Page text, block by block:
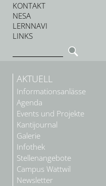
KONTAKT
NESA
LERNNAVI
LINKS
AKTUELL
Informationsanlässe
Agenda
Events und Projekte
Kantijournal
Galerie
Infothek
Stellenangebote
Campus Wattwil
Newsletter